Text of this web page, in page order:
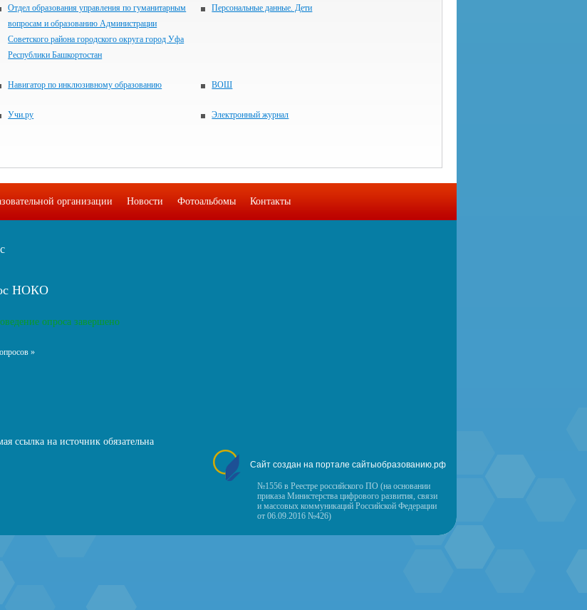
Отдел образования управления по гуманитарным
вопросам и образованию Администрации
Советского района городского округа город Уфа
Республики Башкортостан
Персональные данные. Дети
Навигатор по инклюзивному образованию ВОШ
Учи.ру Электронный журнал
организации Новости Фотоальбомы Контакты
НОКО
опроса завершено
»
ссылка на источник обязательна
Сайт создан на портале сайтыобразованию.рф
№1556 в Реестре российского ПО (на основании
приказа Министерства цифрового развития, связи
и массовых коммуникаций Российской Федерации
от 06.09.2016 №426)